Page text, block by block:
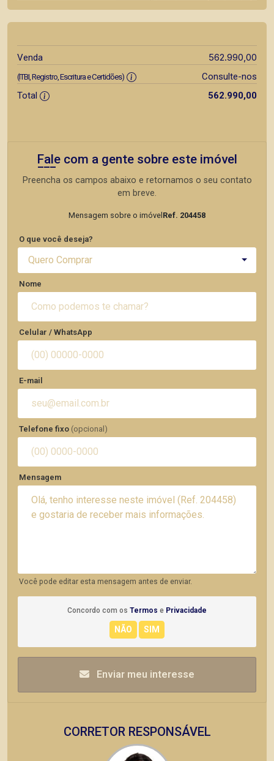
Venda 562.990,00
(ITBI, Registro, Escritura e Certidões)
Consulte-nos
Total
562.990,00
Fale com a gente sobre este imóvel
Preencha os campos abaixo e retornamos o seu contato
em breve.
Mensagem sobre o imóvel Ref. 204458
O que você deseja?
Quero Comprar
Nome
Celular / WhatsApp
E-mail
Telefone fixo (opcional)
Mensagem
Você pode editar esta mensagem antes de enviar.
Concordo com os Termos e Privacidade
Enviar meu interesse
CORRETOR RESPONSÁVEL